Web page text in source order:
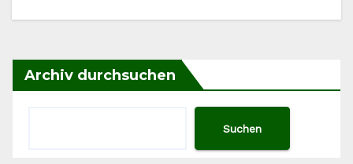
Archiv durchsuchen
Suchen